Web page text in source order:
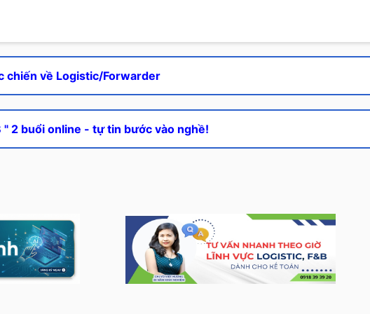
chiến về Logistic/Forwarder
" 2 buổi online - tự tin bước vào nghề!